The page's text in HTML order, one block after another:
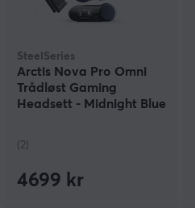
SteelSeries
Arctis Nova Pro Omni
Trådløst Gaming
Headsett - Midnight Blue
(2)
4699 kr